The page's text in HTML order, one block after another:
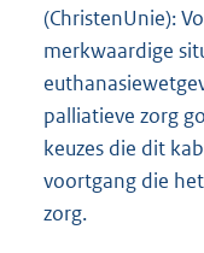
(ChristenUnie):
merkwaardige
palliatieve zorg
keuzes die dit
voortgang die
zorg.